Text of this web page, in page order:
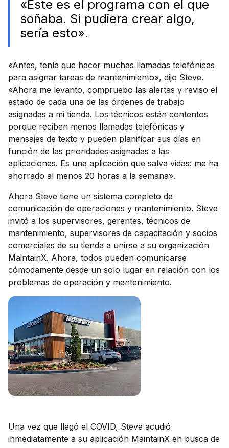
«Este es el programa con el que
soñaba. Si pudiera crear algo,
sería esto».
«Antes, tenía que hacer muchas llamadas telefónicas
para asignar tareas de mantenimiento», dijo Steve.
«Ahora me levanto, compruebo las alertas y reviso el
estado de cada una de las órdenes de trabajo
asignadas a mi tienda. Los técnicos están contentos
porque reciben menos llamadas telefónicas y
mensajes de texto y pueden planificar sus días en
función de las prioridades asignadas a las
aplicaciones. Es una aplicación que salva vidas: me ha
ahorrado al menos 20 horas a la semana».
Ahora Steve tiene un sistema completo de
comunicación de operaciones y mantenimiento. Steve
invitó a los supervisores, gerentes, técnicos de
mantenimiento, supervisores de capacitación y socios
comerciales de su tienda a unirse a su organización
MaintainX. Ahora, todos pueden comunicarse
cómodamente desde un solo lugar en relación con los
problemas de operación y mantenimiento.
Una vez que llegó el COVID, Steve acudió
inmediatamente a su aplicación MaintainX en busca de